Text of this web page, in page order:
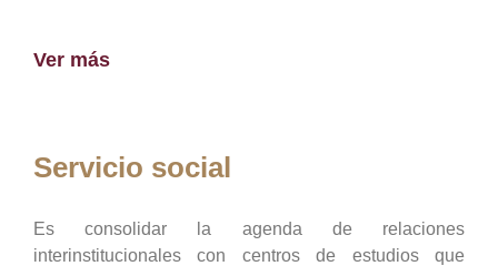
Ver más
Servicio social
Es consolidar la agenda de relaciones
interinstitucionales con centros de estudios que